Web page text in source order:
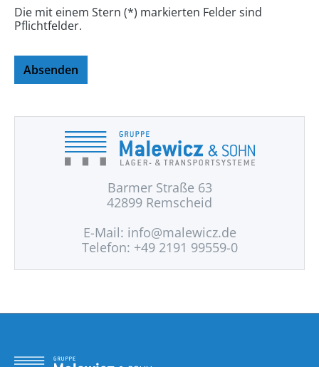
Die mit einem Stern (*) markierten Felder sind
Pflichtfelder.
Absenden
Barmer Straße 63
42899 Remscheid
E-Mail: info@malewicz.de
Telefon: +49 2191 99559-0